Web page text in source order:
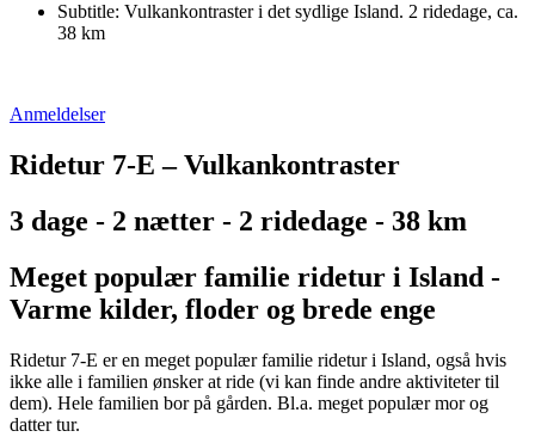
Subtitle: Vulkankontraster i det sydlige Island. 2 ridedage, ca.
38 km
Anmeldelser
Ridetur 7-E – Vulkankontraster
3 dage - 2 nætter - 2 ridedage - 38 km
Meget populær familie ridetur i Island -
Varme kilder, floder og brede enge
Ridetur 7-E er en meget populær familie ridetur i Island, også hvis
ikke alle i familien ønsker at ride (vi kan finde andre aktiviteter til
dem). Hele familien bor på gården. Bl.a. meget populær mor og
datter tur.